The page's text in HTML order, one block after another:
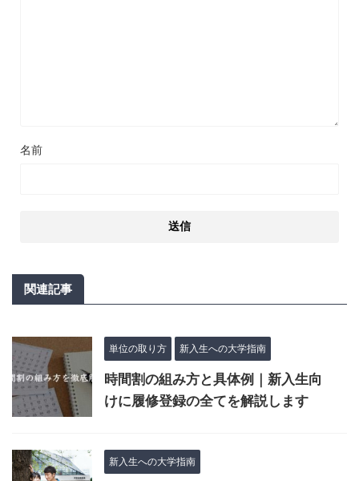
名前
関連記事
単位の取り方 新入生への大学指南
時間割の組み方と具体例｜新入生向
けに履修登録の全てを解説します
新入生への大学指南